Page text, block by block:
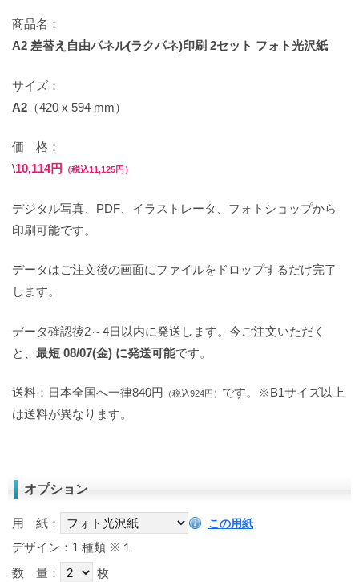
商品名：
A2 差替え自由パネル(ラクパネ)印刷 2セット フォト光沢紙
サイズ：
A2 （420 x 594 mm）
価 格：
\10,114円 （税込11,125円）
デジタル写真、PDF、イラストレータ、フォトショップから
印刷可能です。
データはご注文後の画面にファイルをドロップするだけ完了
します。
データ確認後2～4日以内に発送します。今ご注文いただく
と、 最短 08/07(金) に発送可能です。
送料：日本全国へ一律840円 （税込924円） です。※B1サイズ以上
は送料が異なります。
オプション
用 紙： この用紙
デザイン：1 種類 ※１
数 量：
枚